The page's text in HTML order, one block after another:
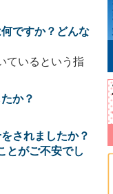
ですか？どんな
ているという指
か？
されましたか？
とがご不安でし